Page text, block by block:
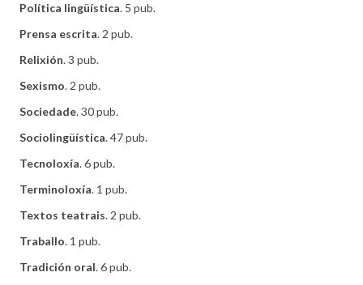
Política lingüística. 5 pub.
Prensa escrita. 2 pub.
Relixión. 3 pub.
Sexismo. 2 pub.
Sociedade. 30 pub.
Sociolingüística. 47 pub.
Tecnoloxía. 6 pub.
Terminoloxía. 1 pub.
Textos teatrais. 2 pub.
Traballo. 1 pub.
Tradición oral. 6 pub.